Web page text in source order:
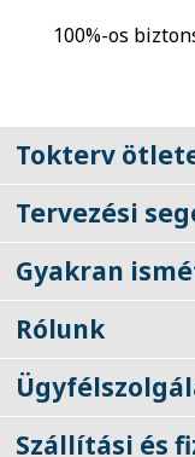
100%-os
Tokterv
Tervezési
Gyakran
Rólunk
Szállítási és